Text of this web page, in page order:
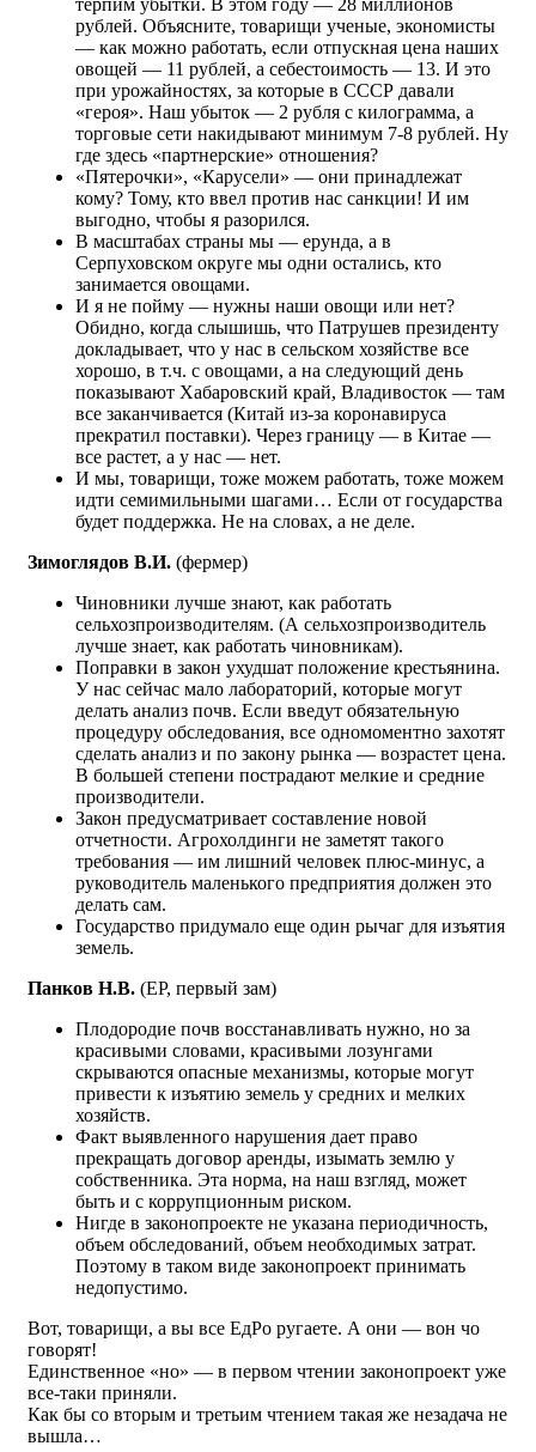
терпим убытки. В этом году — 28 миллионов
рублей. Объясните, товарищи ученые, экономисты
— как можно работать, если отпускная цена наших
овощей — 11 рублей, а себестоимость — 13. И это
при урожайностях, за которые в СССР давали
«героя». Наш убыток — 2 рубля с килограмма, а
торговые сети накидывают минимум 7-8 рублей. Ну
где здесь «партнерские» отношения?
«Пятерочки», «Карусели» — они принадлежат
кому? Тому, кто ввел против нас санкции! И им
выгодно, чтобы я разорился.
В масштабах страны мы — ерунда, а в
Серпуховском округе мы одни остались, кто
занимается овощами.
И я не пойму — нужны наши овощи или нет?
Обидно, когда слышишь, что Патрушев президенту
докладывает, что у нас в сельском хозяйстве все
хорошо, в т.ч. с овощами, а на следующий день
показывают Хабаровский край, Владивосток — там
все заканчивается (Китай из-за коронавируса
прекратил поставки). Через границу — в Китае —
все растет, а у нас — нет.
И мы, товарищи, тоже можем работать, тоже можем
идти семимильными шагами… Если от государства
будет поддержка. Не на словах, а не деле.
Зимоглядов В.И. (фермер)
Чиновники лучше знают, как работать
сельхозпроизводителям. (А сельхозпроизводитель
лучше знает, как работать чиновникам).
Поправки в закон ухудшат положение крестьянина.
У нас сейчас мало лабораторий, которые могут
делать анализ почв. Если введут обязательную
процедуру обследования, все одномоментно захотят
сделать анализ и по закону рынка — возрастет цена.
В большей степени пострадают мелкие и средние
производители.
Закон предусматривает составление новой
отчетности. Агрохолдинги не заметят такого
требования — им лишний человек плюс-минус, а
руководитель маленького предприятия должен это
делать сам.
Государство придумало еще один рычаг для изъятия
земель.
Панков Н.В. (ЕР, первый зам)
Плодородие почв восстанавливать нужно, но за
красивыми словами, красивыми лозунгами
скрываются опасные механизмы, которые могут
привести к изъятию земель у средних и мелких
хозяйств.
Факт выявленного нарушения дает право
прекращать договор аренды, изымать землю у
собственника. Эта норма, на наш взгляд, может
быть и с коррупционным риском.
Нигде в законопроекте не указана периодичность,
объем обследований, объем необходимых затрат.
Поэтому в таком виде законопроект принимать
недопустимо.
Вот, товарищи, а вы все ЕдРо ругаете. А они — вон чо
говорят!
Единственное «но» — в первом чтении законопроект уже
все-таки приняли.
Как бы со вторым и третьим чтением такая же незадача не
вышла…